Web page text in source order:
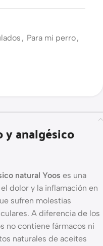
, Para mi perro,
analgésico
natural Yoos es una
dolor y la inflamación en
sufren molestias
A diferencia de los
no contiene fármacos ni
naturales de aceites